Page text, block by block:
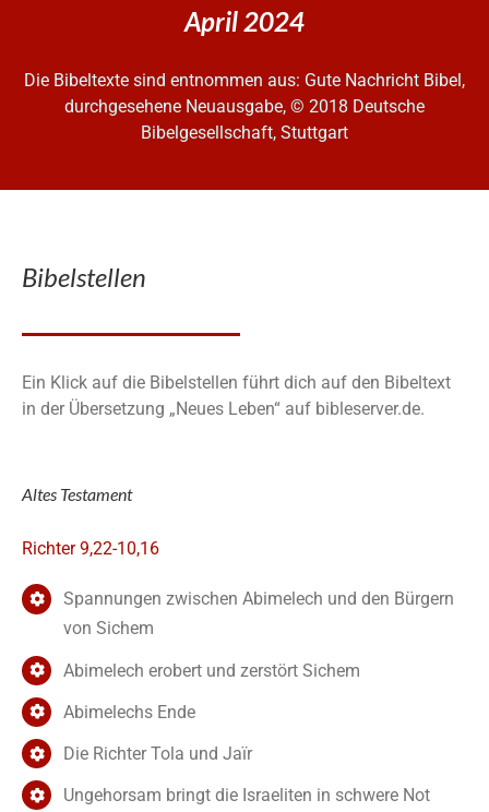
April 2024
Die Bibeltexte sind entnommen aus: Gute Nachricht Bibel,
durchgesehene Neuausgabe, © 2018 Deutsche
Bibelgesellschaft, Stuttgart
Bibelstellen
Ein Klick auf die Bibelstellen führt dich auf den Bibeltext
in der Übersetzung „Neues Leben“ auf bibleserver.de.
Altes Testament
Richter 9,22-10,16
Spannungen zwischen Abimelech und den Bürgern
von Sichem
Abimelech erobert und zerstört Sichem
Abimelechs Ende
Die Richter Tola und Jaïr
Ungehorsam bringt die Israeliten in schwere Not